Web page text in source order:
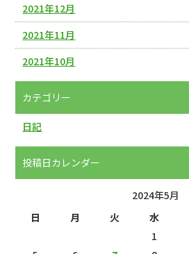
2021年12月
2021年11月
2021年10月
カテゴリー
日記
投稿日カレンダー
2024年5月
日
月 火 水
1